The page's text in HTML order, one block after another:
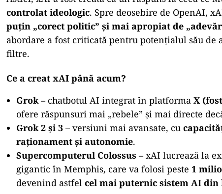
controlat ideologic. Spre deosebire de OpenAI,
puțin „corect politic” și mai apropiat de
abordare a fost criticată pentru potențialul său
filtre.
Ce a creat xAI până acum?
Grok– chatbotul AI integrat în platforma X
ofere răspunsuri mai „rebele” și mai directe
Grok 2 și 3 – versiuni mai avansate, cu
raționament și autonomie.
Supercomputerul Colossus – xAI lucrează la
gigantic în Memphis, care va folosi peste 1
devenind astfel cel mai puternic sistem AI din